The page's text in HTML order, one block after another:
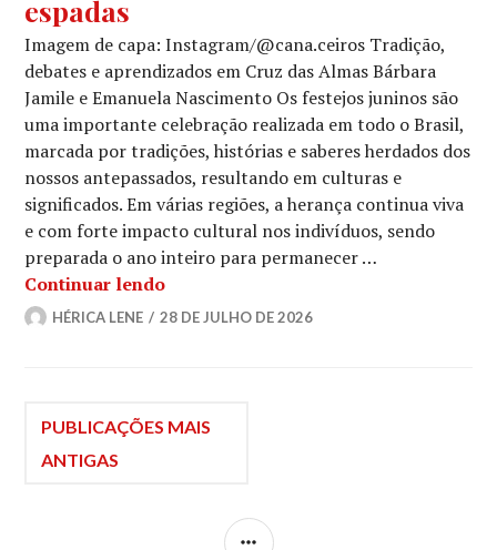
espadas
Imagem de capa: Instagram/@cana.ceiros Tradição,
debates e aprendizados em Cruz das Almas Bárbara
Jamile e Emanuela Nascimento Os festejos juninos são
uma importante celebração realizada em todo o Brasil,
marcada por tradições, histórias e saberes herdados dos
nossos antepassados, resultando em culturas e
significados. Em várias regiões, a herança continua viva
e com forte impacto cultural nos indivíduos, sendo
preparada o ano inteiro para permanecer …
Continuar lendoO poder simbólico da guerra de
HÉRICA LENE 28 DE JULHO DE 2026
Navegação
PUBLICAÇÕES MAIS
ANTIGAS
LATERAL